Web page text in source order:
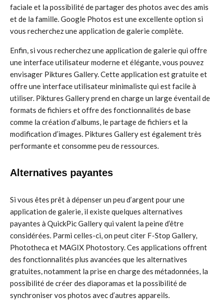
faciale et la possibilité de partager des photos avec des amis
et de la famille. Google Photos est une excellente option si
vous recherchez une application de galerie complète.
Enfin, si vous recherchez une application de galerie qui offre
une interface utilisateur moderne et élégante, vous pouvez
envisager Piktures Gallery. Cette application est gratuite et
offre une interface utilisateur minimaliste qui est facile à
utiliser. Piktures Gallery prend en charge un large éventail de
formats de fichiers et offre des fonctionnalités de base
comme la création d’albums, le partage de fichiers et la
modification d’images. Piktures Gallery est également très
performante et consomme peu de ressources.
Alternatives payantes
Si vous êtes prêt à dépenser un peu d’argent pour une
application de galerie, il existe quelques alternatives
payantes à QuickPic Gallery qui valent la peine d’être
considérées. Parmi celles-ci, on peut citer F-Stop Gallery,
Phototheca et MAGIX Photostory. Ces applications offrent
des fonctionnalités plus avancées que les alternatives
gratuites, notamment la prise en charge des métadonnées, la
possibilité de créer des diaporamas et la possibilité de
synchroniser vos photos avec d’autres appareils.